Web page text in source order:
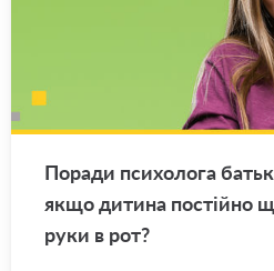
По­ра­ди пси­хо­ло­га
якщо ди­ти­на по­стій­но
руки в рот?